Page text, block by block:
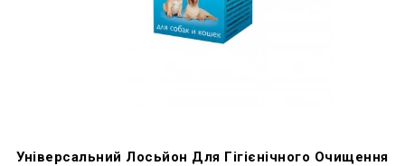
Універсальний Лосьйон Для Гігієнічного Очищення